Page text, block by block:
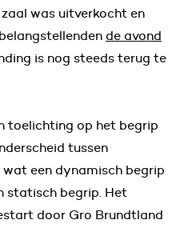
was uitverkocht en
de avond
is nog steeds terug te
toelichting op het begrip
tussen
wat een dynamisch begrip
statisch begrip. Het
door Gro Brundtland